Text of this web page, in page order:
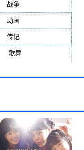
战争
动画
传记
歌舞(81)